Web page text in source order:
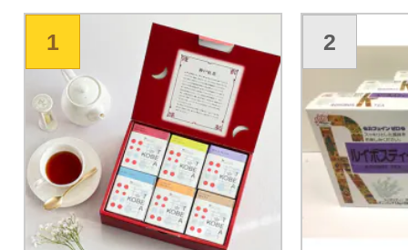
1 2